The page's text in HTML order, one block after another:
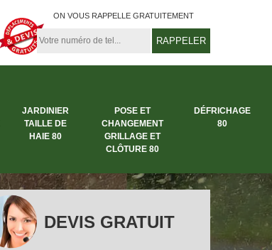
ON VOUS RAPPELLE GRATUITEMENT
JARDINIER
TAILLE DE
HAIE 80
POSE ET
CHANGEMENT
GRILLAGE ET
CLÔTURE 80
DÉFRICHAGE
80
DEVIS GRATUIT